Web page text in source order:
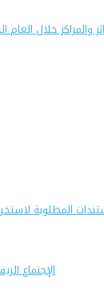
والمراكز خلال العام
المطلوبة
الإجتماع